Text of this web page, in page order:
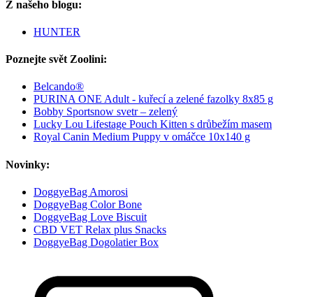
Z našeho blogu:
HUNTER
Poznejte svět Zoolini:
Belcando®
PURINA ONE Adult - kuřecí a zelené fazolky 8x85 g
Bobby Sportsnow svetr – zelený
Lucky Lou Lifestage Pouch Kitten s drůbežím masem
Royal Canin Medium Puppy v omáčce 10x140 g
Novinky:
DoggyeBag Amorosi
DoggyeBag Color Bone
DoggyeBag Love Biscuit
CBD VET Relax plus Snacks
DoggyeBag Dogolatier Box